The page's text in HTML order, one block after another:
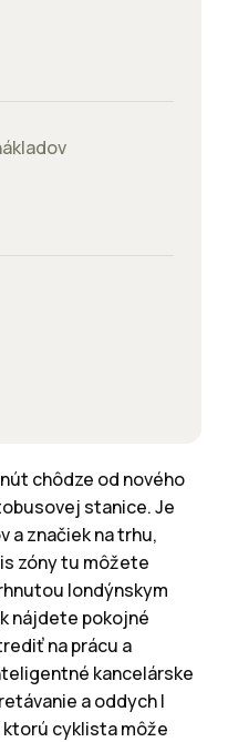
chôdze od nového
stanice. Je
a značiek na trhu,
zóny tu môžete
londýnskym
nájdete pokojné
na prácu a
kancelárske
a oddych |
ktorú cyklista môže